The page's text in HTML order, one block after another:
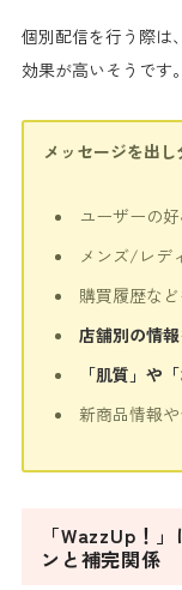
個別配信を行う際は
効果が高いそうです。
メッセージを出
ユーザーの
メンズ/レデ
購買履歴な
店舗別の情報
「肌質」や
新商品情報
「WazzUp！
ンと補完関係